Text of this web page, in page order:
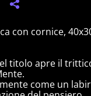
con cornice,
titolo apre il
come un